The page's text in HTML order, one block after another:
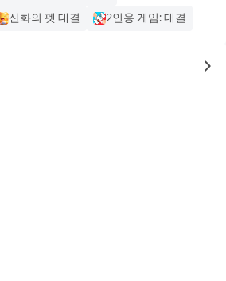
신화의 펫 대결 2인용 게임: 대결
to